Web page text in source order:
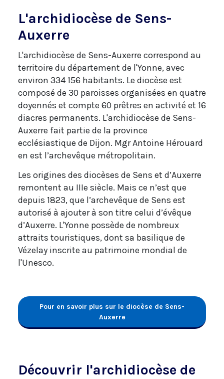
L'archidiocèse de Sens-
Auxerre
L'archidiocèse de Sens-Auxerre correspond au
territoire du département de l'Yonne, avec
environ 334 156 habitants. Le diocèse est
composé de 30 paroisses organisées en quatre
doyennés et compte 60 prêtres en activité et 16
diacres permanents. L'archidiocèse de Sens-
Auxerre fait partie de la province
ecclésiastique de Dijon. Mgr Antoine Hérouard
en est l’archevêque métropolitain.
Les origines des diocèses de Sens et d’Auxerre
remontent au IIIe siècle. Mais ce n’est que
depuis 1823, que l’archevêque de Sens est
autorisé à ajouter à son titre celui d’évêque
d’Auxerre. L'Yonne possède de nombreux
attraits touristiques, dont sa basilique de
Vézelay inscrite au patrimoine mondial de
l'Unesco.
Pour en savoir plus sur le diocèse de Sens-
Auxerre
Découvrir l'archidiocèse de